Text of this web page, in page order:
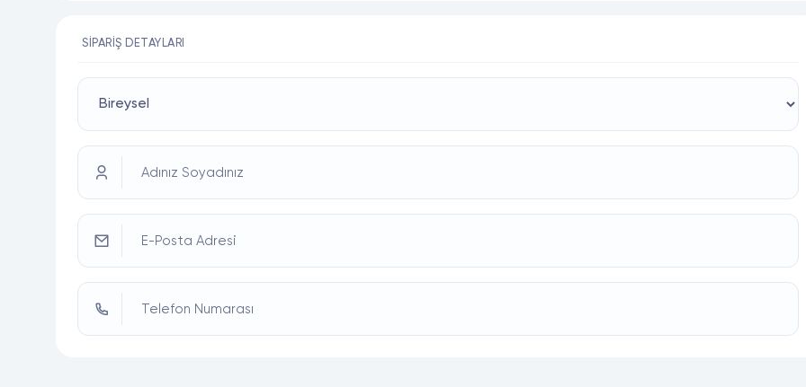
SIPARIŞ DETAYLARI
Adınız Soyadınız
E-Posta Adresi
Telefon Numarası